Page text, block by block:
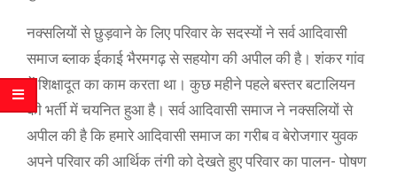
नक्सलियों से छुड़वाने के लिए परिवार के सदस्यों ने सर्व आदिवासी
समाज ब्लाक ईकाई भैरमगढ़ से सहयोग की अपील की है। शंकर गांव
में शिक्षादूत का काम करता था। कुछ महीने पहले बस्तर बटालियन
की भर्ती में चयनित हुआ है। सर्व आदिवासी समाज ने नक्सलियों से
अपील की है कि हमारे आदिवासी समाज का गरीब व बेरोजगार युवक
अपने परिवार की आर्थिक तंगी को देखते हुए परिवार का पालन- पोषण